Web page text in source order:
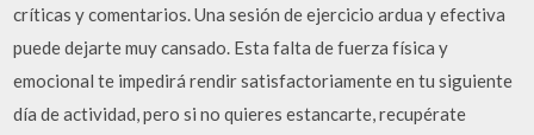
críticas y comentarios. Una sesión de ejercicio ardua y efectiva
puede dejarte muy cansado. Esta falta de fuerza física y
emocional te impedirá rendir satisfactoriamente en tu siguiente
día de actividad, pero si no quieres estancarte, recupérate